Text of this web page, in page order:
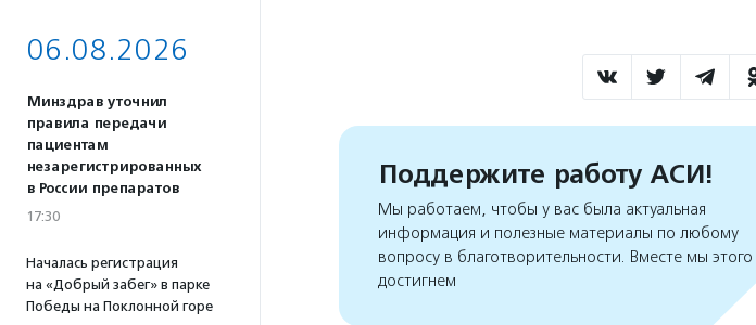
06.08.2026
Минздрав уточнил
правила передачи
пациентам
незарегистрированных
в России препаратов
17:30
Началась регистрация
на «Добрый забег» в парке
Победы на Поклонной горе
Поддержите работу АСИ!
Мы работаем, чтобы у вас была актуальная
информация и полезные материалы по любому
вопросу в благотворительности. Вместе мы этого
достигнем